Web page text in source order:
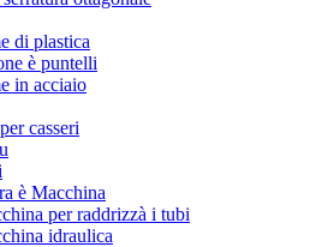
di plastica
è puntelli
in acciaio
casseri
è Macchina
per raddrizzà i tubi
idraulica